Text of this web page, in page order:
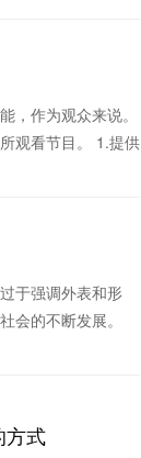
，作为观众来说。
观看节目。 1.提供
于强调外表和形
会的不断发展。
方式